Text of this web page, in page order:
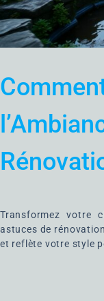
Transformez votre
astuces de
et reflète votre style